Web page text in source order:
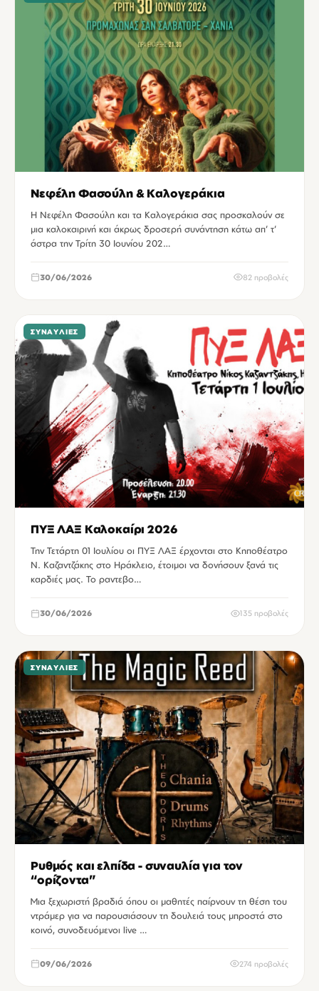
Νεφέλη Φασούλη & Καλογεράκια
Η Νεφέλη Φασούλη και τα Καλογεράκια σας προσκαλούν σε
μια καλοκαιρινή και άκρως δροσερή συνάντηση κάτω απ’ τ’
άστρα την Τρίτη 30 Ιουνίου 202…
30/06/2026 82 προβολές
ΣΥΝΑΥΛΊΕΣ
ΠΥΞ ΛΑΞ Καλοκαίρι 2026
Την Τετάρτη 01 Ιουλίου οι ΠΥΞ ΛΑΞ έρχονται στο Κηποθέατρο
Ν. Καζαντζάκης στο Ηράκλειο, έτοιμοι να δονήσουν ξανά τις
καρδιές μας. Το ραντεβο…
30/06/2026 135 προβολές
ΣΥΝΑΥΛΊΕΣ
Ρυθμός και ελπίδα - συναυλία για τον
“ορίζοντα”
Μια ξεχωριστή βραδιά όπου οι μαθητές παίρνουν τη θέση του
ντράμερ για να παρουσιάσουν τη δουλειά τους μπροστά στο
κοινό, συνοδευόμενοι live …
09/06/2026 274 προβολές